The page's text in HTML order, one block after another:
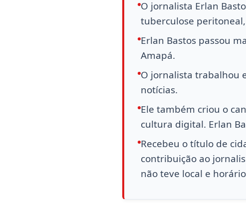
O jornalista Erlan
tuberculose
Erlan Bastos passou
Amapá.
O jornalista trabalhou
notícias.
Ele também criou o
cultura digital. Erlan
Recebeu o título de
contribuição ao
não teve local e